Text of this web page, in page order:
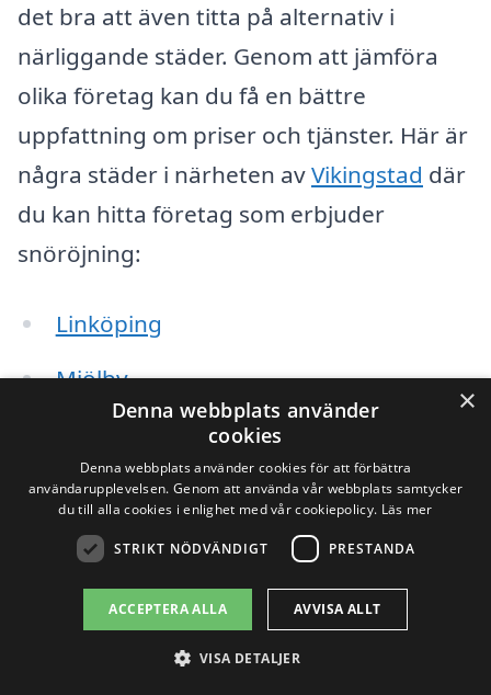
det bra att även titta på alternativ i
närliggande städer. Genom att jämföra
olika företag kan du få en bättre
uppfattning om priser och tjänster. Här är
några städer i närheten avVikingstad där
du kan hitta företag som erbjuder
snöröjning:
Linköping
Mjölby
Finspång
Grytgöl
Sturefors
×
Denna webbplats använder
cookies
Denna webbplats använder cookies för att förbättra
användarupplevelsen. Genom att använda vår webbplats samtycker
du till alla cookies i enlighet med vår cookiepolicy. Läs mer
STRIKT NÖDVÄNDIGT PRESTANDA
ACCEPTERA ALLA AVVISA ALLT
VISA DETALJER